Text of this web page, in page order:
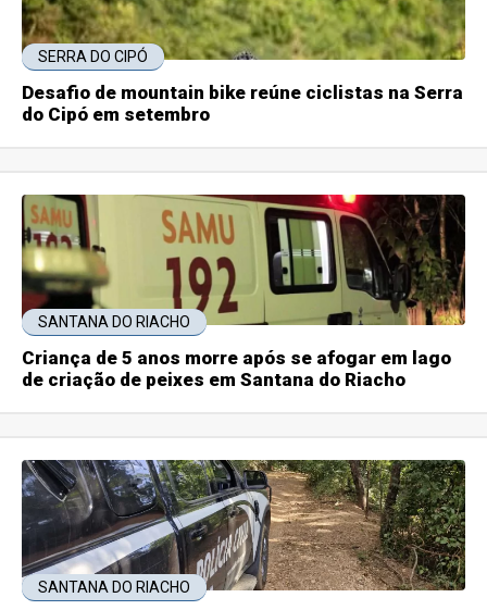
SERRA DO CIPÓ
Desafio de mountain bike reúne ciclistas na Serra
do Cipó em setembro
SANTANA DO RIACHO
Criança de 5 anos morre após se afogar em lago
de criação de peixes em Santana do Riacho
SANTANA DO RIACHO